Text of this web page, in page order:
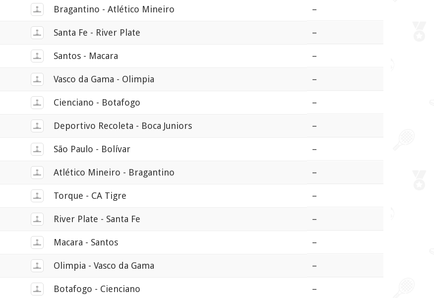
Bragantino - Atlético Mineiro –
Santa Fe - River Plate –
Santos - Macara –
Vasco da Gama - Olimpia –
Cienciano - Botafogo –
Deportivo Recoleta - Boca Juniors –
São Paulo - Bolívar –
Atlético Mineiro - Bragantino –
Torque - CA Tigre –
River Plate - Santa Fe –
Macara - Santos –
Olimpia - Vasco da Gama –
Botafogo - Cienciano –